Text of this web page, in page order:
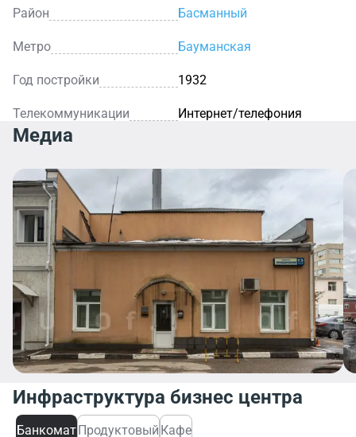
Район Басманный
Метро Бауманская
Год постройки 1932
Телекоммуникации Интернет/телефония
Медиа
Инфраструктура бизнес центра
БанкоматПродуктовый Кафе